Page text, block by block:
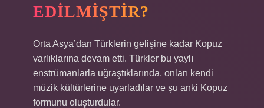
EDILMIŞTIR?
Orta Asya’dan Türklerin gelişine kadar Kopuz
varlıklarına devam etti. Türkler bu yaylı
enstrümanlarla uğraştıklarında, onları kendi
müzik kültürlerine uyarladılar ve şu anki Kopuz
formunu oluşturdular.